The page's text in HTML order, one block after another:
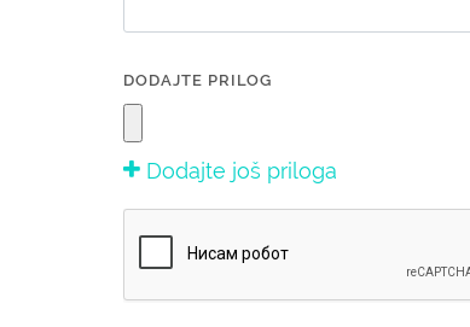
DODAJTE PRILOG
Dodajte još priloga